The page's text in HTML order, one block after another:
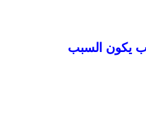
يكون السبب